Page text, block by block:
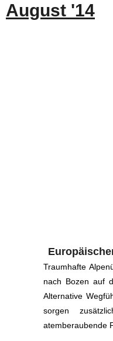
August '14
Traumhafte
nach Bozen auf
Alternative
sorgen
atemberaubende